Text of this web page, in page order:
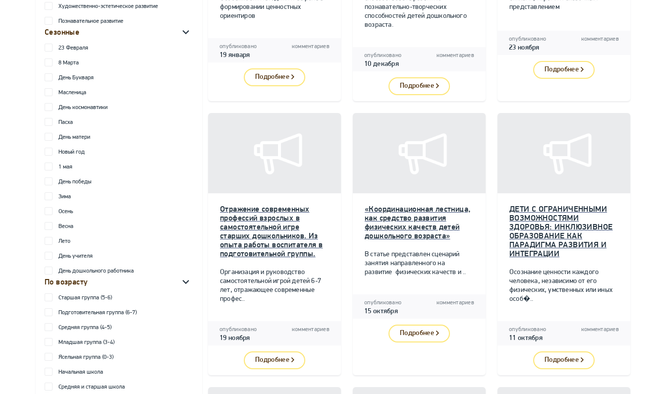
Художественно-эстетическое развитие
Познавательное развитие
Сезонные
23 Февраля
8 Марта
День Букваря
Масленица
День космонавтики
Пасха
День матери
Новый год
1 мая
День победы
Зима
Осень
Весна
Лето
День учителя
День дошкольного работника
По возрасту
Старшая группа (5-6)
Подготовительная группа (6-7)
Средняя группа (4-5)
Младшая группа (3-4)
Ясельная группа (0-3)
Начальная школа
Средняя и старшая школа
формировании ценностных
ориентиров
опубликовано
19 января
комментариев
Подробнее
познавательно-творческих
способностей детей дошкольного
возраста.
опубликовано
10 декабря
комментариев
Подробнее
представлением
опубликовано
23 ноября
комментариев
Подробнее
Отражение современных
профессий взрослых в
самостоятельной игре
старших дошкольников. Из
опыта работы воспитателя в
подготовительной группы.
Организация и руководство
самостоятельной игрой детей 6-7
лет, отражающее современные
профес..
опубликовано
19 ноября
комментариев
Подробнее
«Координационная лестница,
как средство развития
физических качеств детей
дошкольного возраста»
В статье представлен сценарий
занятия направленного на
развитие физических качеств и ..
опубликовано
15 октября
комментариев
Подробнее
ДЕТИ С ОГРАНИЧЕННЫМИ
ВОЗМОЖНОСТЯМИ
ЗДОРОВЬЯ: ИНКЛЮЗИВНОЕ
ОБРАЗОВАНИЕ КАК
ПАРАДИГМА РАЗВИТИЯ И
ИНТЕГРАЦИИ
Осознание ценности каждого
человека, независимо от его
физических, умственных или иных
особ�..
опубликовано
11 октября
комментариев
Подробнее